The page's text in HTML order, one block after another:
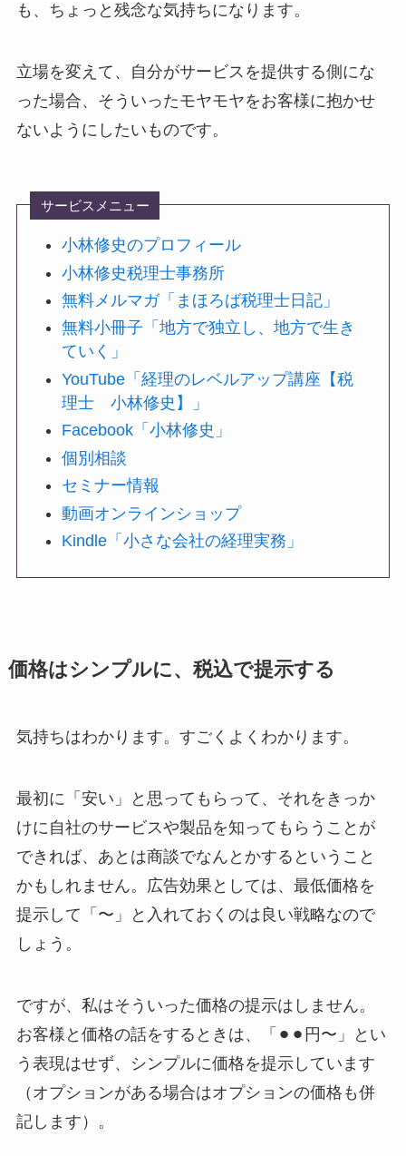
も、ちょっと残念な気持ちになります。
立場を変えて、自分がサービスを提供する側にな
った場合、そういったモヤモヤをお客様に抱かせ
ないようにしたいものです。
サービスメニュー
小林修史のプロフィール
小林修史税理士事務所
無料メルマガ「まほろば税理士日記」
無料小冊子「地方で独立し、地方で生き
ていく」
YouTube「経理のレベルアップ講座【税
理士 小林修史】」
Facebook「小林修史」
個別相談
セミナー情報
動画オンラインショップ
Kindle「小さな会社の経理実務」
価格はシンプルに、税込で提示する
気持ちはわかります。すごくよくわかります。
最初に「安い」と思ってもらって、それをきっか
けに自社のサービスや製品を知ってもらうことが
できれば、あとは商談でなんとかするということ
かもしれません。広告効果としては、最低価格を
提示して「〜」と入れておくのは良い戦略なので
しょう。
ですが、私はそういった価格の提示はしません。
お客様と価格の話をするときは、「⚫︎⚫︎円〜」とい
う表現はせず、シンプルに価格を提示しています
（オプションがある場合はオプションの価格も併
記します）。